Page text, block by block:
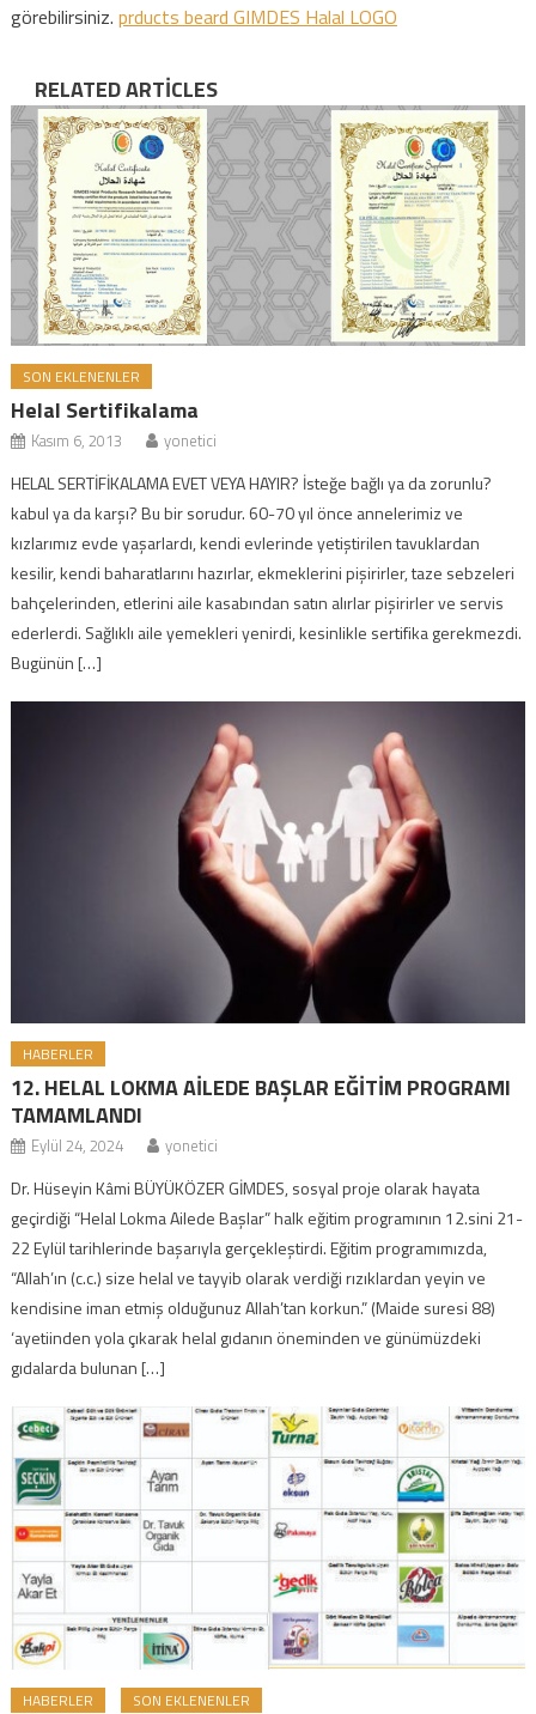
görebilirsiniz. prducts beard GIMDES Halal LOGO
RELATED ARTICLES
SON EKLENENLER
Helal Sertifikalama
Kasım 6, 2013 yonetici
HELAL SERTİFİKALAMA EVET VEYA HAYIR? İsteğe bağlı ya da zorunlu?
kabul ya da karşı? Bu bir sorudur. 60-70 yıl önce annelerimiz ve
kızlarımız evde yaşarlardı, kendi evlerinde yetiştirilen tavuklardan
kesilir, kendi baharatlarını hazırlar, ekmeklerini pişirirler, taze sebzeleri
bahçelerinden, etlerini aile kasabından satın alırlar pişirirler ve servis
ederlerdi. Sağlıklı aile yemekleri yenirdi, kesinlikle sertifika gerekmezdi.
Bugünün […]
HABERLER
12. HELAL LOKMA AİLEDE BAŞLAR EĞİTİM PROGRAMI
TAMAMLANDI
Eylül 24, 2024 yonetici
Dr. Hüseyin Kâmi BÜYÜKÖZER GİMDES, sosyal proje olarak hayata
geçirdiği “Helal Lokma Ailede Başlar” halk eğitim programının 12.sini 21-
22 Eylül tarihlerinde başarıyla gerçekleştirdi. Eğitim programımızda,
“Allah’ın (c.c.) size helal ve tayyib olarak verdiği rızıklardan yeyin ve
kendisine iman etmiş olduğunuz Allah’tan korkun.” (Maide suresi 88)
‘ayetiinden yola çıkarak helal gıdanın öneminden ve günümüzdeki
gıdalarda bulunan […]
HABERLER SON EKLENENLER